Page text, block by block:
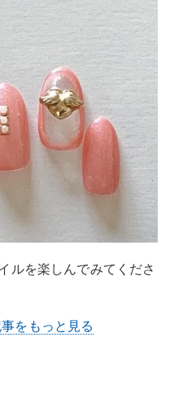
ルを楽しんでみてくださ
をもっと見る